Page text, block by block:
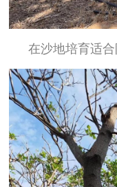
在沙地培育适